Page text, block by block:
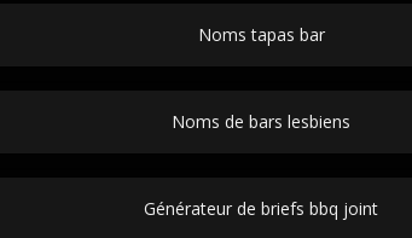
Noms tapas bar
Noms de bars lesbiens
Générateur de briefs bbq joint